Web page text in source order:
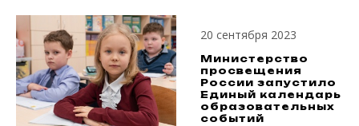
20 сентября 2023
Министерство
просвещения
России запустило
Единый календарь
образовательных
событий